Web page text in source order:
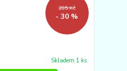
285 Kč
- 30 %
Skladem 1 ks